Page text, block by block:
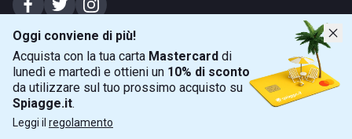
Oggi conviene di più!
Acquista con la tua carta Mastercard di
lunedì e martedì e ottieni un 10% di sconto
da utilizzare sul tuo prossimo acquisto su
Spiagge.it.
Leggi il regolamento
Spiagge Srl - Sede legale: Via Marecchiese 48, 47923 Rimini (RN), IT -
capitale sociale Euro 31245,57 - Iscritta al registro delle imprese di Rimini
Sede operativa: Via Flaminia 180, 47924 Rimini (RN), IT
+39 0541 772375
info@spiagge.it - p.i./c.f. 04536640404
© 2026 Spiagge Srl. Tutti i diritti riservati.